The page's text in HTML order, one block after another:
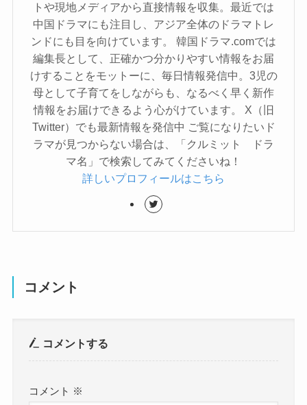
トや現地メディアから直接情報を収集。最近では
中国ドラマにも注目し、アジア全体のドラマトレ
ンドにも目を向けています。 韓国ドラマ.comでは
編集長として、正確かつ分かりやすい情報をお届
けすることをモットーに、毎日情報発信中。3児の
母として子育てをしながらも、なるべく早く新作
情報をお届けできるよう心がけています。 X（旧
Twitter）でも最新情報を発信中 ご覧になりたいド
ラマが見つからない場合は、「クルミット ドラ
マ名」で検索してみてくださいね！
詳しいプロフィールはこちら
コメント
コメントする
コメント ※